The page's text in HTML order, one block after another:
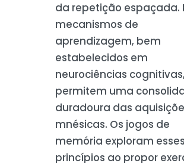
da repetição espaçada.
mecanismos de
aprendizagem, bem
estabelecidos em
neurociências
permitem uma
duradoura das
mnésicas. Os jogos de
memória exploram esses
princípios ao propor